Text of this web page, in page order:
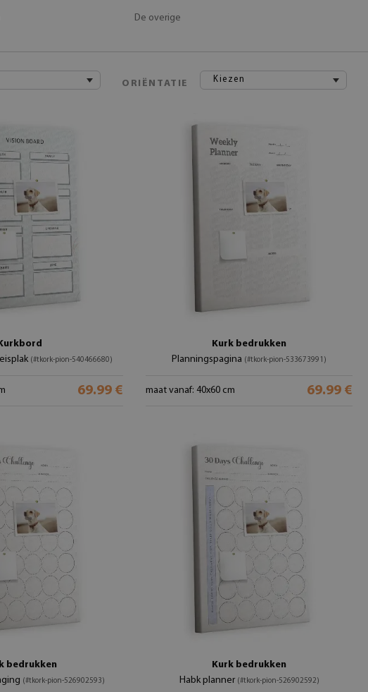
De overige
ORIËNTATIE Kiezen
(#tkork-pion-540466680)
69.99 €
Kurk bedrukken
Planningspagina (#tkork-pion-533673991)
maat vanaf: 40x60 cm 69.99 €
bedrukken
(#tkork-pion-526902593)
Kurk bedrukken
Habk planner (#tkork-pion-526902592)